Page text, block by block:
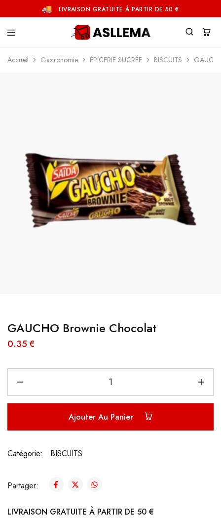
LIVRAISON GRATUITE À PARTIR DE 50 €
Accueil Gastronomie ÉPICERIE SUCRÉE BISCUITS
GAUCHO Brownie Chocolat
0.35 €
Ajouter Au Panier
Catégorie: BISCUITS
Partager:
LIVRAISON GRATUITE À PARTIR DE 50 €